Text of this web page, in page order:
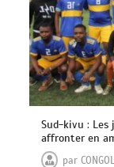
Sud-kivu : Les
affronter en
par